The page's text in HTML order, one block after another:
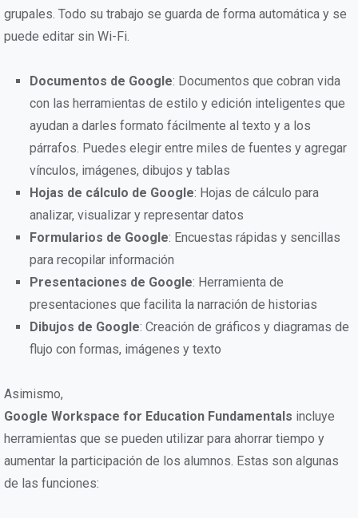
grupales. Todo su trabajo se guarda de forma automática y se
puede editar sin Wi-Fi.
Documentos de Google: Documentos que cobran vida
con las herramientas de estilo y edición inteligentes que
ayudan a darles formato fácilmente al texto y a los
párrafos. Puedes elegir entre miles de fuentes y agregar
vínculos, imágenes, dibujos y tablas
Hojas de cálculo de Google: Hojas de cálculo para
analizar, visualizar y representar datos
Formularios de Google: Encuestas rápidas y sencillas
para recopilar información
Presentaciones de Google: Herramienta de
presentaciones que facilita la narración de historias
Dibujos de Google: Creación de gráficos y diagramas de
flujo con formas, imágenes y texto
Asimismo,
Google Workspace for Education Fundamentals incluye
herramientas que se pueden utilizar para ahorrar tiempo y
aumentar la participación de los alumnos. Estas son algunas
de las funciones: